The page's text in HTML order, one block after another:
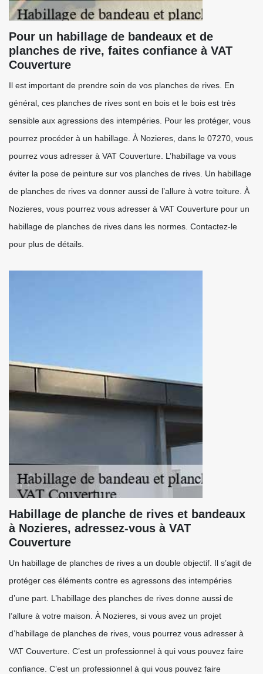
Pour un habillage de bandeaux et de
planches de rive, faites confiance à VAT
Couverture
Il est important de prendre soin de vos planches de rives. En
général, ces planches de rives sont en bois et le bois est très
sensible aux agressions des intempéries. Pour les protéger, vous
pourrez procéder à un habillage. À Nozieres, dans le 07270, vous
pourrez vous adresser à VAT Couverture. L’habillage va vous
éviter la pose de peinture sur vos planches de rives. Un habillage
de planches de rives va donner aussi de l’allure à votre toiture. À
Nozieres, vous pourrez vous adresser à VAT Couverture pour un
habillage de planches de rives dans les normes. Contactez-le
pour plus de détails.
Habillage de planche de rives et bandeaux
à Nozieres, adressez-vous à VAT
Couverture
Un habillage de planches de rives a un double objectif. Il s’agit de
protéger ces éléments contre es agressons des intempéries
d’une part. L’habillage des planches de rives donne aussi de
l’allure à votre maison. À Nozieres, si vous avez un projet
d’habillage de planches de rives, vous pourrez vous adresser à
VAT Couverture. C’est un professionnel à qui vous pouvez faire
confiance. C’est un professionnel à qui vous pouvez faire